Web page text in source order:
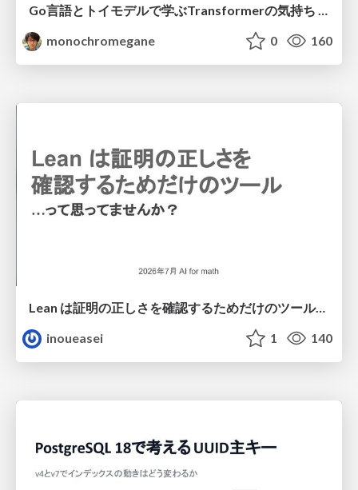
monochromegane
0 160
Lean は証明の正しさを確認するためだけのツールって思ってませんか？
inoueasei
1 140